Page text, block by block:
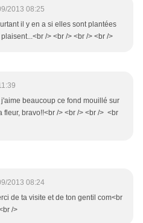
2013 08:25
il y en a si elles sont plantées
/> <br /> <br /> <br />
beaucoup ce fond mouillé sur
fleur, bravo!!<br /> <br /> <br /> <br
2013 08:24
de ta visite et de ton gentil com<br
/>